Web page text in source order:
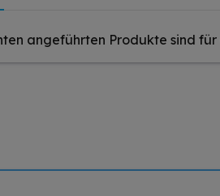
angeführten Produkte sind